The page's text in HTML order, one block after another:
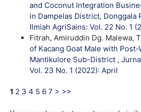
and Coconut Integration
in Dampelas District, Donggala
Ilmiah AgriSains: Vol. 22 No. 1
Fitrah, Amiruddin Dg. Malewa,
of Kacang Goat Male with Post-
Mantikulore Sub-District ,
Vol. 23 No. 1 (2022): April
1 2 3 4 5 6 7 > >>